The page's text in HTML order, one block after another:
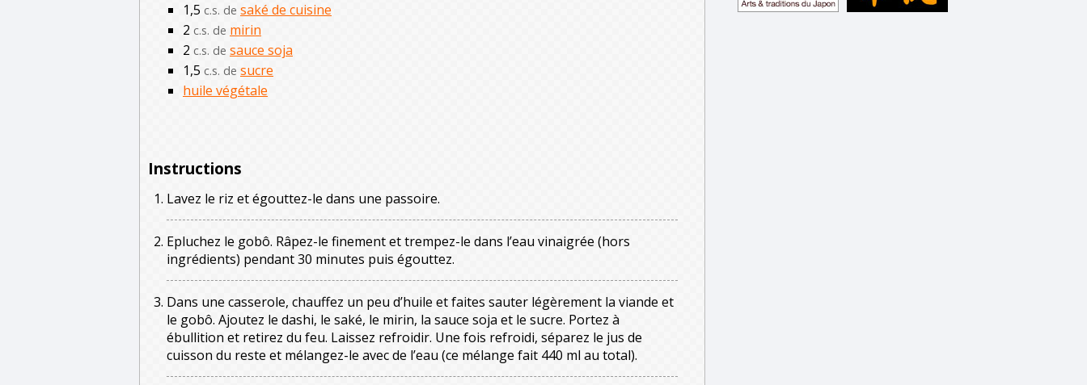
1,5 c.s. de saké de cuisine
2 c.s. de mirin
2 c.s. de sauce soja
1,5 c.s. de sucre
huile végétale
Instructions
Lavez le riz et égouttez-le dans une passoire.
Epluchez le gobô. Râpez-le finement et trempez-le dans l’eau vinaigrée (hors
ingrédients) pendant 30 minutes puis égouttez.
Dans une casserole, chauffez un peu d’huile et faites sauter légèrement la viande et
le gobô. Ajoutez le dashi, le saké, le mirin, la sauce soja et le sucre. Portez à
ébullition et retirez du feu. Laissez refroidir. Une fois refroidi, séparez le jus de
cuisson du reste et mélangez-le avec de l’eau (ce mélange fait 440 ml au total).